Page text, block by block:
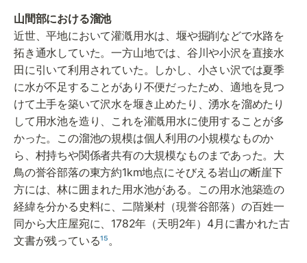
山間部における溜池
近世、平地において灌漑用水は、堰や掘削などで水路を
拓き通水していた。一方山地では、谷川や小沢を直接水
田に引いて利用されていた。しかし、小さい沢では夏季
に水が不足することがあり不便だったため、適地を見つ
けて土手を築いて沢水を堰き止めたり、湧水を溜めたり
して用水池を造り、これを灌漑用水に使用することが多
かった。この溜池の規模は個人利用の小規模なものか
ら、村持ちや関係者共有の大規模なものまであった。大
鳥の誉谷部落の東方約1km地点にそびえる岩山の断崖下
方には、林に囲まれた用水池がある。この用水池築造の
経緯を分かる史料に、二階巣村（現誉谷部落）の百姓一
同から大庄屋宛に、1782年（天明2年）4月に書かれた古
文書が残っている¹⁵。